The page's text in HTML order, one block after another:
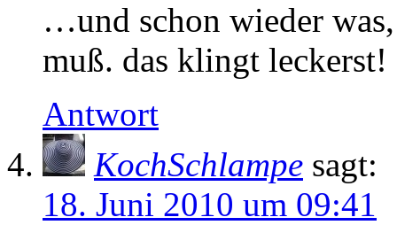
…und schon wieder
muß. das klingt leckerst!
Antwort
KochSchlampe sagt:
18. Juni 2010 um 09:41